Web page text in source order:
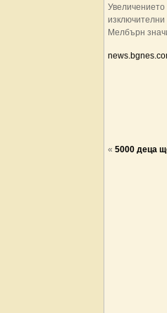
Мелбърн
« 5000 деца